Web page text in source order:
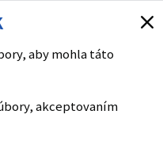
aby mohla táto
akceptovaním